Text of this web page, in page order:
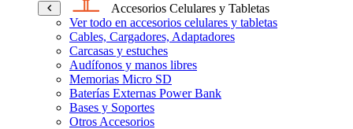
Accesorios Celulares y Tabletas
Ver todo en accesorios celulares y tabletas
Cables, Cargadores, Adaptadores
Carcasas y estuches
Audífonos y manos libres
Memorias Micro SD
Baterías Externas Power Bank
Bases y Soportes
Otros Accesorios